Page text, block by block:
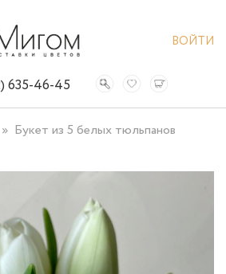
ВОЙТИ
635-46-45
Букет из 5 белых тюльпанов